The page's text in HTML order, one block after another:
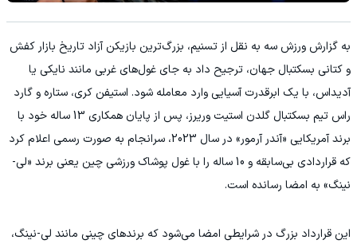
به گزارش ورزش سه به نقل از تسنیم، بزرگ‌ترین بازیکن آزاد تاریخ بازار کفش
و کتانی بسکتبال جهان، ترجیح داد به جای غول‌های غربی مانند نایکی یا
آدیداس، با یک ابرقدرت آسیایی وارد معامله شود. استیفن کری، ستاره و گارد
راس تیم بسکتبال گلدن استیت وریرز، پس از پایان همکاری 13 ساله خود با
برند آمریکایی «آندر آرمور» در سال 2023، سرانجام به صورت رسمی اعلام کرد
که قراردادی بی‌سابقه و 10 ساله را با غول پوشاک ورزشی چین یعنی برند «لی-
نینگ» به امضا رسانده است.
این قرارداد بزرگ در شرایطی امضا می‌شود که برندهای چینی مانند لی-نینگ،